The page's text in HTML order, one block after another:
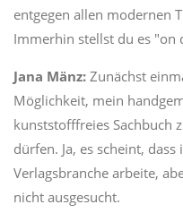
entgegen allen modernen
Immerhin stellst du es "on
Jana Mänz: Zunächst
Möglichkeit, mein
kunststofffreies Sachbuch
dürfen. Ja, es scheint,
Verlagsbranche arbeite,
nicht ausgesucht.